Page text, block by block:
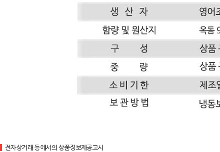
전자상거래 등에서의 상품정보제공고시